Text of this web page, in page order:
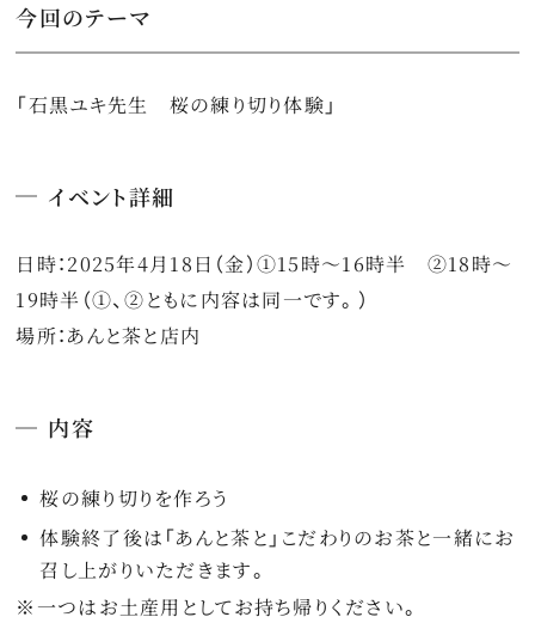
今回のテーマ
「石黒ユキ先生 桜の練り切り体験」
イベント詳細
日時：2025年4月18日（金）①15時～16時半 ②18時～
19時半（①、②ともに内容は同一です。）
場所：あんと茶と店内
内容
桜の練り切りを作ろう
体験終了後は「あんと茶と」こだわりのお茶と一緒にお
召し上がりいただきます。
※一つはお土産用としてお持ち帰りください。